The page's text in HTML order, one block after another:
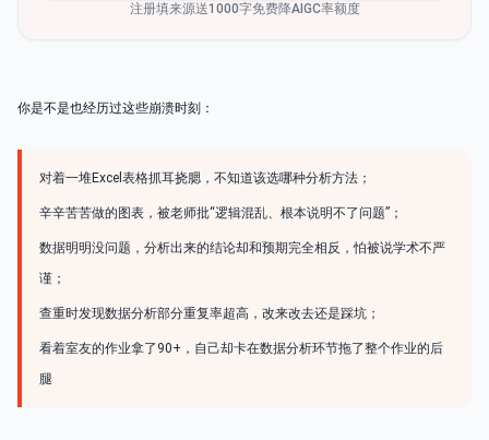
注册填来源送1000字免费降AIGC率额度
你是不是也经历过这些崩溃时刻：
对着一堆Excel表格抓耳挠腮，不知道该选哪种分析方法；
辛辛苦苦做的图表，被老师批“逻辑混乱、根本说明不了问题”；
数据明明没问题，分析出来的结论却和预期完全相反，怕被说学术不严
谨；
查重时发现数据分析部分重复率超高，改来改去还是踩坑；
看着室友的作业拿了90+，自己却卡在数据分析环节拖了整个作业的后
腿